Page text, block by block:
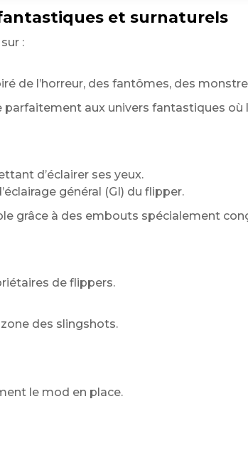
et surnaturels
:
de l’horreur, des fantômes, des
aux univers fantastiques
d’éclairer ses yeux.
général (GI) du flipper.
grâce à des embouts spécialement
de flippers.
des slingshots.
le mod en place.